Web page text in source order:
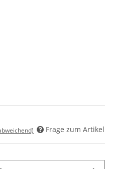
Frage zum Artikel